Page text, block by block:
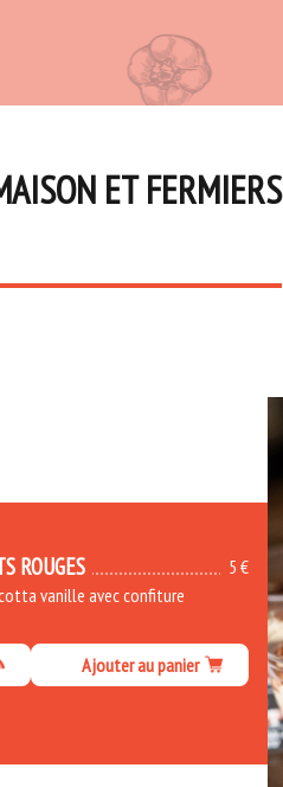
ET FERMIERS
5 €
ROUGES
vanille avec confiture
Ajouter au panier